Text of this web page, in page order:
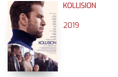
KOLLISION
2019